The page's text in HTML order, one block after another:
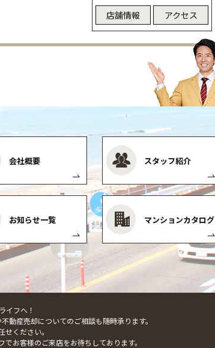
店舗情報 アクセス
会社概要 スタッフ紹介
お知らせ一覧 マンションカタログ
イフへ！
動産売却についてのご相談も随時承ります。
ください。
お客様のご来店をお待ちしております。